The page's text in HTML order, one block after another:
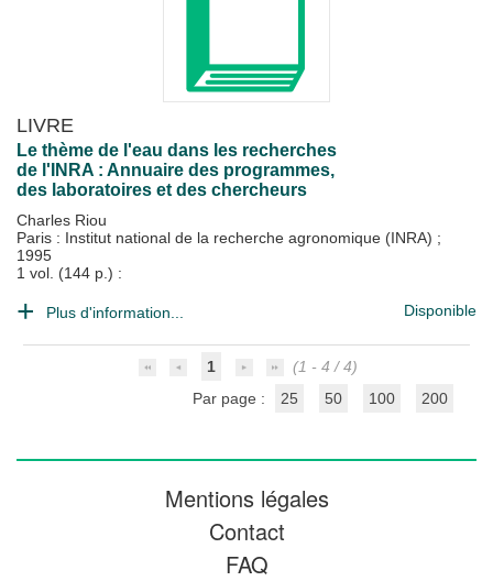
LIVRE
Le thème de l'eau dans les recherches
de l'INRA : Annuaire des programmes,
des laboratoires et des chercheurs
Charles Riou
Paris : Institut national de la recherche agronomique (INRA) ;
1995
1 vol. (144 p.) :
Plus d'information... Disponible
1
(1 - 4 / 4)
Par page :
25 50 100 200
Mentions légales
Contact
FAQ